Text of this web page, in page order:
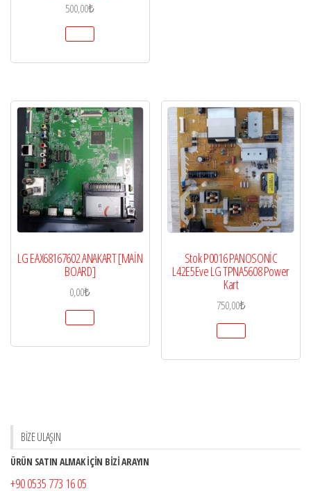
500,00₺
LG EAX68167602 ANAKART [MAİN
BOARD]
0,00₺
Stok P0016 PANOSONİC
L42E5Eve LG TPNA5608 Power
Kart
750,00₺
BİZE ULAŞIN
ÜRÜN SATIN ALMAK İÇİN BİZİ ARAYIN
+90 0535 773 16 05